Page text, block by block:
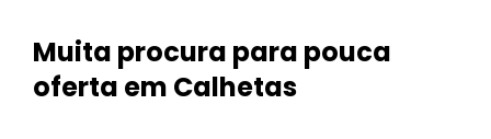
Muita procura para pouca
oferta em Calhetas